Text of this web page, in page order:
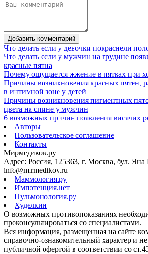
Добавить комментарий
Что делать если у девочки покраснели
Что делать если у мужчин на грудине
красные пятна
Почему ощущается жжение в пятках при
Причины возникновения красных пятен,
в интимной зоне у детей
Причины возникновения пигментных
цвета на спине у мужчин
6 возможных причин появления висячих
Авторы
Пользовательское соглашение
Контакты
Мирмедиков.ру
Адрес: Россия, 125363, г. Москва, бул. Яна
info@mirmedikov.ru
Маммология.ру
Импотенция.нет
Пульмонология.ру
Худелкин
О возможных противопоказаниях
проконсультироваться со специалистами.
Вся информация, размещенная на сайте
справочно-ознакомительный характер и не
публичной офертой в соответствии со